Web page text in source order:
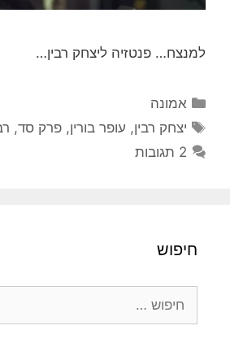
למנצח… פנטזיה ליצחק רבין…
קטגוריות
אמונה
תגיות
יצחק רבין, עופר בורין,פרק סד,
2 תגובות
חיפוש